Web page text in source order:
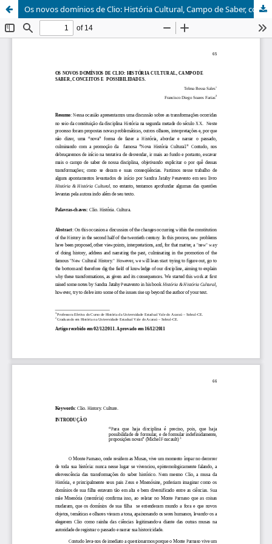
Os novos domínios de Clio: História Cultural, Campo de Saber, conceitos e possibilidades